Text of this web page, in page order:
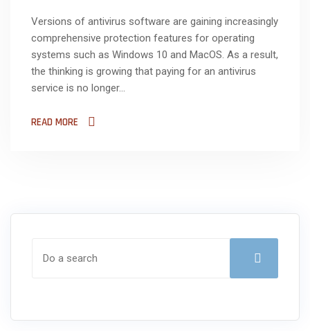
Versions of antivirus software are gaining increasingly
comprehensive protection features for operating
systems such as Windows 10 and MacOS. As a result,
the thinking is growing that paying for an antivirus
service is no longer...
READ MORE